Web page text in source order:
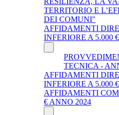
TERRITORIO E
DEI COMUNI"
AFFIDAMENTI
INFERIORE A 5.000
TECNICA -
AFFIDAMENTI
INFERIORE A 5.000
AFFIDAMENTI
€ ANNO 2024